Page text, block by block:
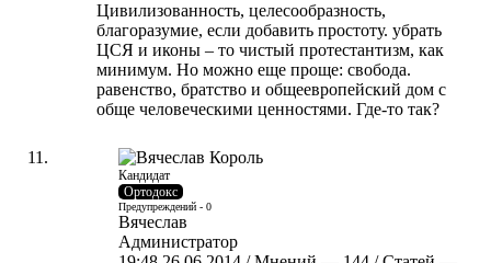
Цивилизованность, целесообразность,
благоразумие, если добавить простоту. убрать
ЦСЯ и иконы – то чистый протестантизм, как
минимум. Но можно еще проще: свобода.
равенство, братство и общеевропейский дом с
обще человеческими ценностями. Где-то так?
Кандидат
Ортодокс
Предупреждений - 0
Вячеслав
Администратор